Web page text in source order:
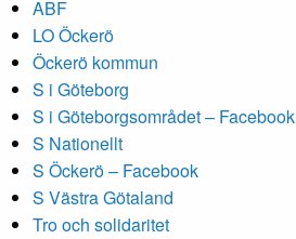
ABF
LO Öckerö
Öckerö kommun
S i Göteborg
S i Göteborgsområdet – Facebook
S Nationellt
S Öckerö – Facebook
S Västra Götaland
Tro och solidaritet